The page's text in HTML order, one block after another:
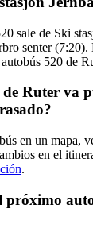
sale de Ski
senter (7:20).
520 de
Ruter va
en un mapa,
en el
.
próximo